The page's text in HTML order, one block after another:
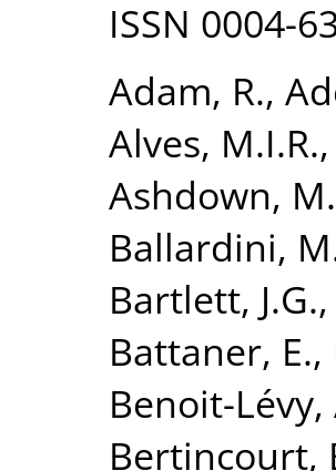
ISSN 0004-
Adam, R.,
Alves, M.I.R.,
Ashdown, M.
Ballardini,
Bartlett, J.G.,
Battaner, E.,
Benoit-Lévy,
Bertincourt,